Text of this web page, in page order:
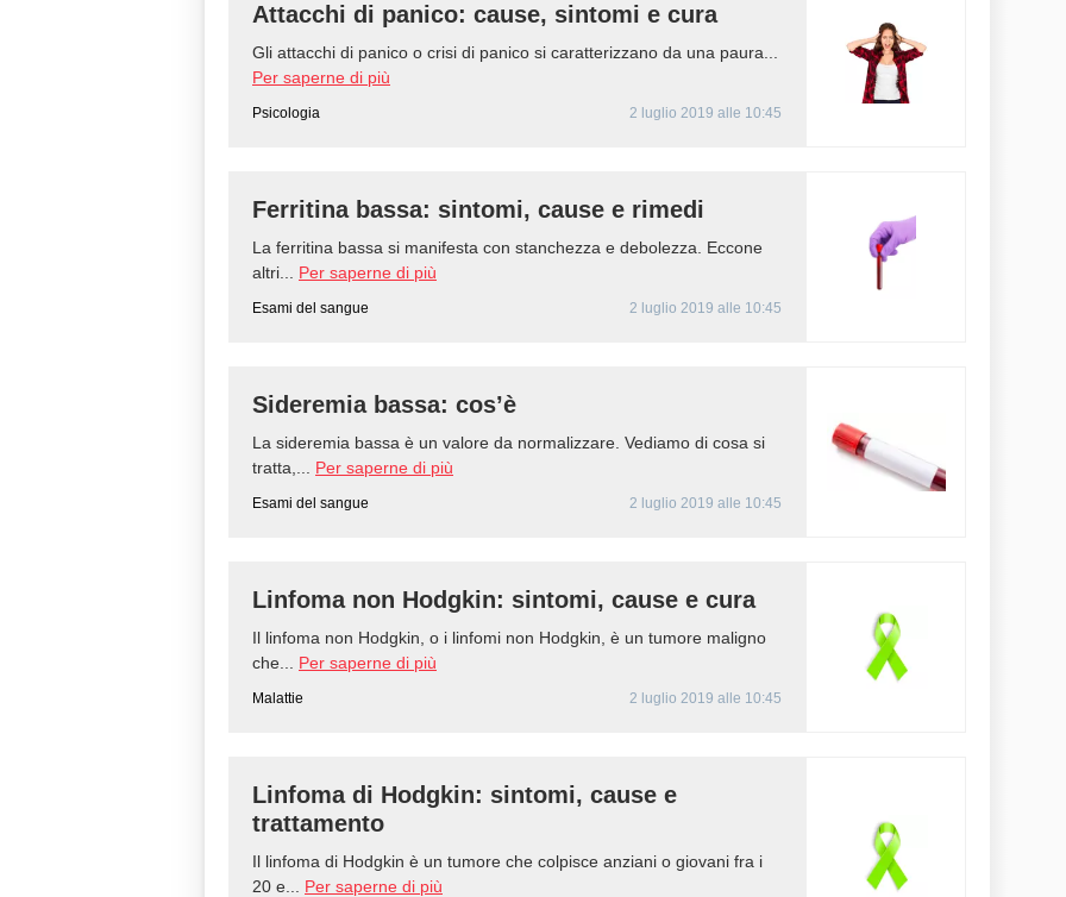
Attacchi di panico: cause, sintomi e cura
Gli attacchi di panico o crisi di panico si caratterizzano da una paura...
Per saperne di più
Psicologia 2 luglio 2019 alle 10:45
Ferritina bassa: sintomi, cause e rimedi
La ferritina bassa si manifesta con stanchezza e debolezza. Eccone
altri... Per saperne di più
Esami del sangue 2 luglio 2019 alle 10:45
Sideremia bassa: cos’è
La sideremia bassa è un valore da normalizzare. Vediamo di cosa si
tratta,... Per saperne di più
Esami del sangue 2 luglio 2019 alle 10:45
Linfoma non Hodgkin: sintomi, cause e cura
Il linfoma non Hodgkin, o i linfomi non Hodgkin, è un tumore maligno
che... Per saperne di più
Malattie 2 luglio 2019 alle 10:45
Linfoma di Hodgkin: sintomi, cause e
trattamento
Il linfoma di Hodgkin è un tumore che colpisce anziani o giovani fra i
20 e... Per saperne di più